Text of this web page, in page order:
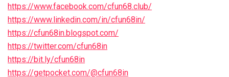
https://www.facebook.com/cfun68.club/
https://www.linkedin.com/in/cfun68in/
https://cfun68in.blogspot.com/
https://twitter.com/cfun68in
https://bit.ly/cfun68in
https://getpocket.com/@cfun68in